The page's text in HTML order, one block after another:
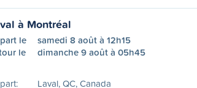
à Montréal
le
samedi 8 août à 12h15
le
dimanche 9 août à 05h45
Laval, QC, Canada